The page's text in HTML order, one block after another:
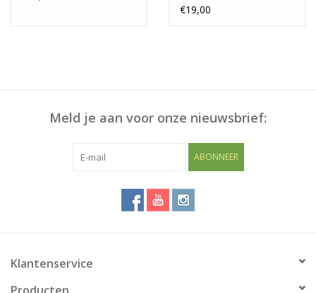
legplank
€19,00
Meld je aan voor onze nieuwsbrief:
ABONNEER
Klantenservice